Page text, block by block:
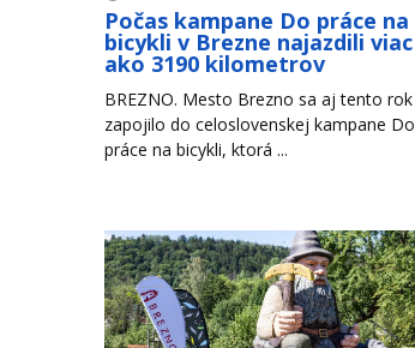
Počas kampane Do práce na
bicykli v Brezne najazdili viac
ako 3190 kilometrov
BREZNO. Mesto Brezno sa aj tento rok
zapojilo do celoslovenskej kampane Do
práce na bicykli, ktorá ...